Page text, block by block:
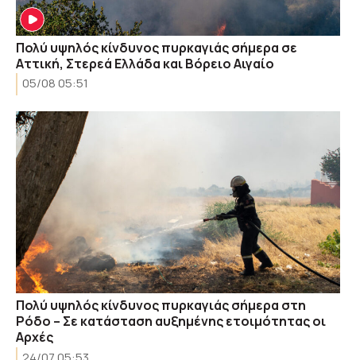
Πολύ υψηλός κίνδυνος πυρκαγιάς σήμερα σε
Αττική, Στερεά Ελλάδα και Βόρειο Αιγαίο
05/08 05:51
Πολύ υψηλός κίνδυνος πυρκαγιάς σήμερα στη
Ρόδο – Σε κατάσταση αυξημένης ετοιμότητας οι
Αρχές